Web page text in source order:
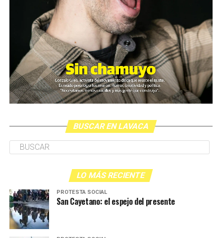
BUSCAR EN LAVACA
LO MÁS RECIENTE
PROTESTA SOCIAL
San Cayetano: el espejo del presente